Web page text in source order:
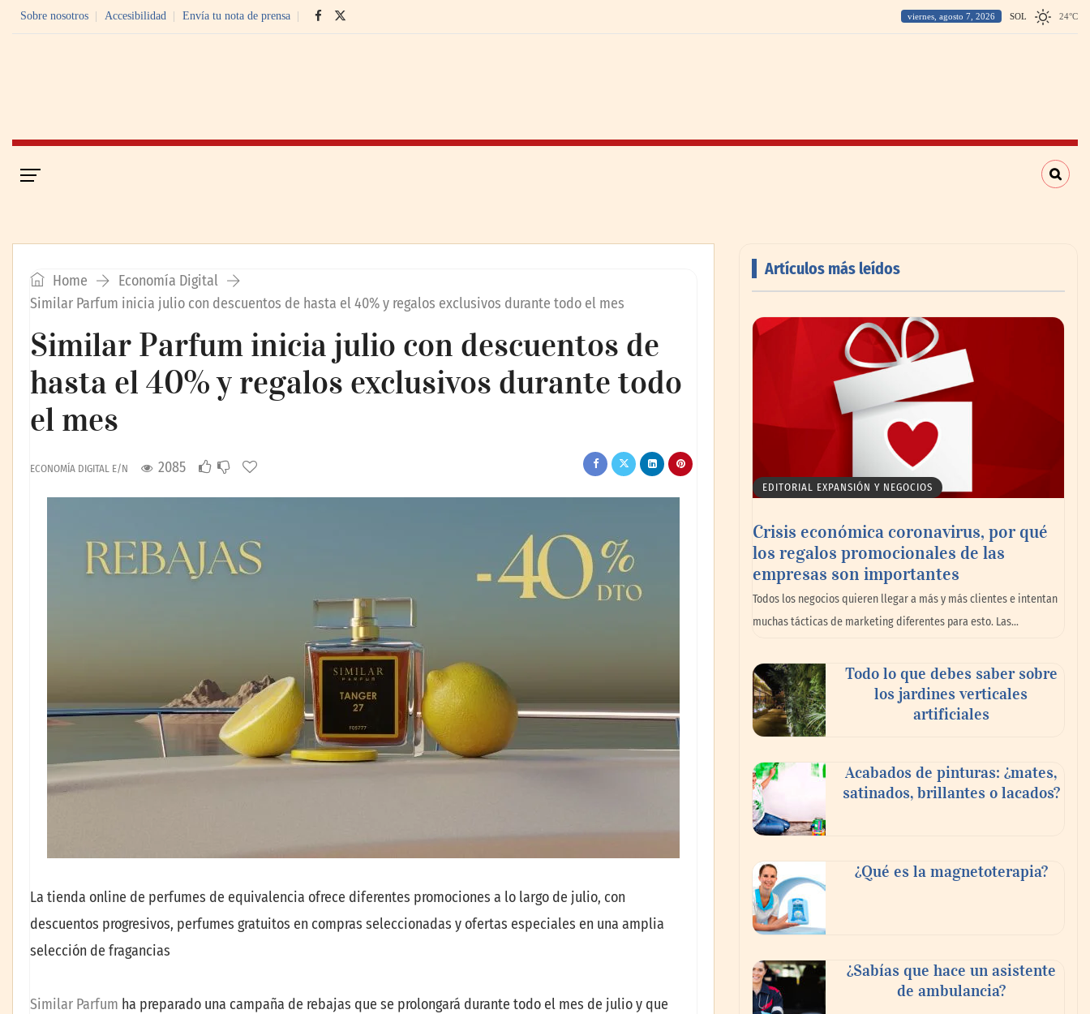
Sobre nosotros Accesibilidad Envía tu nota de prensa viernes, agosto 7, 2026 SOL 24°C
Home
Economía Digital
Similar Parfum inicia julio con descuentos de hasta el 40% y regalos exclusivos durante todo el mes
Similar Parfum inicia julio con descuentos de
hasta el 40% y regalos exclusivos durante todo
el mes
ECONOMÍA DIGITAL E/N 2085
La tienda online de perfumes de equivalencia ofrece diferentes promociones a lo largo de julio, con
descuentos progresivos, perfumes gratuitos en compras seleccionadas y ofertas especiales en una amplia
selección de fragancias
Similar Parfum ha preparado una campaña de rebajas que se prolongará durante todo el mes de julio y que
Artículos más leídos
EDITORIAL EXPANSIÓN Y NEGOCIOS
Crisis económica coronavirus, por qué
los regalos promocionales de las
empresas son importantes
Todos los negocios quieren llegar a más y más clientes e intentan
muchas tácticas de marketing diferentes para esto. Las…
Todo lo que debes saber sobre
los jardines verticales
artificiales
Acabados de pinturas: ¿mates,
satinados, brillantes o lacados?
¿Qué es la magnetoterapia?
¿Sabías que hace un asistente
de ambulancia?